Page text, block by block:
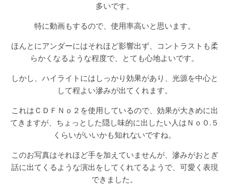
多いです。
特に動画もするので、使用率高いと思います。
ほんとにアンダーにはそれほど影響出ず、コントラストも柔
らかくなるような程度で、とても心地よいです。
しかし、ハイライトにはしっかり効果があり、光源を中心と
して程よい滲みが出てくれます。
これはＣＤＦＮｏ２を使用しているので、効果が大きめに出
てきますが、ちょっとした隠し味的に出したい人はＮｏ０.５
くらいがいいかも知れないですね。
このお写真はそれほど手を加えていませんが、滲みがおとぎ
話に出てくるような演出をしてくれてるようで、可愛く表現
できました。